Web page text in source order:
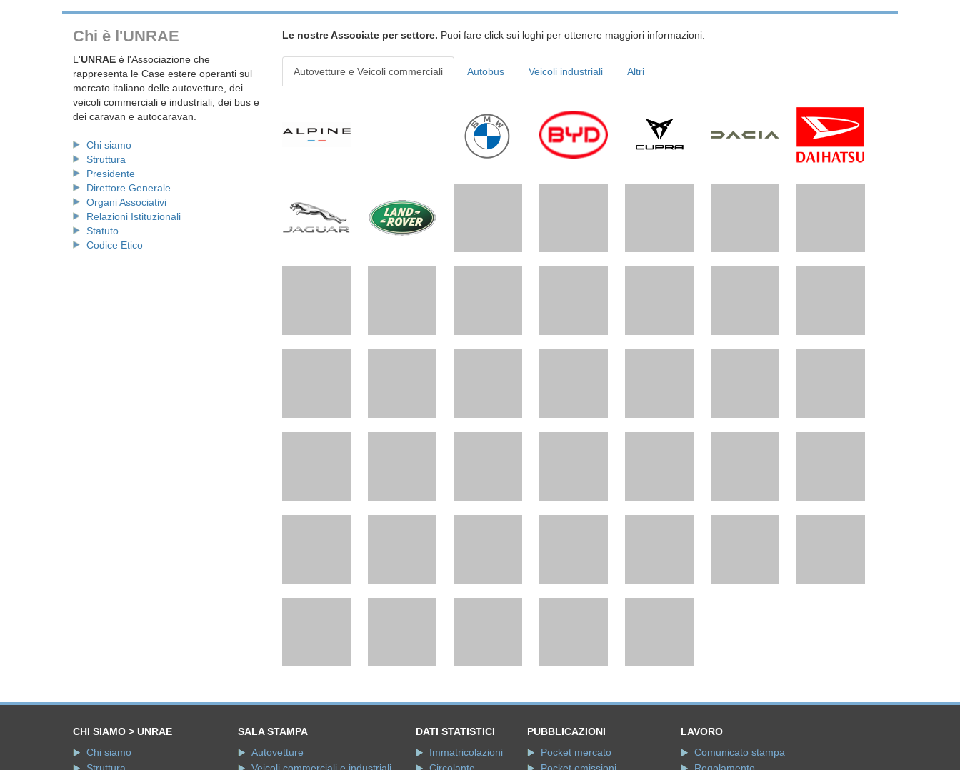
Chi è l'UNRAE
L'UNRAE è l'Associazione che
rappresenta le Case estere operanti sul
mercato italiano delle autovetture, dei
veicoli commerciali e industriali, dei bus e
dei caravan e autocaravan.
Chi siamo
Struttura
Presidente
Direttore Generale
Organi Associativi
Relazioni Istituzionali
Statuto
Codice Etico
Le nostre Associate per settore. Puoi fare click sui loghi per ottenere maggiori informazioni.
Autovetture e Veicoli commerciali Autobus Veicoli industriali Altri
CHI SIAMO > UNRAE
Chi siamo
Struttura
SALA STAMPA
Autovetture
Veicoli commerciali e industriali
DATI STATISTICI
Immatricolazioni
Circolante
PUBBLICAZIONI
Pocket mercato
Pocket emissioni
LAVORO
Comunicato stampa
Regolamento